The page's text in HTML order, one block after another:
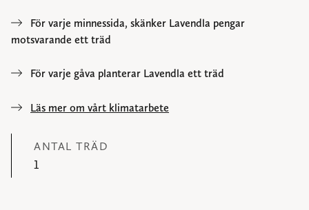
För varje minnessida, skänker Lavendla pengar
motsvarande ett träd
För varje gåva planterar Lavendla ett träd
Läs mer om vårt klimatarbete
ANTAL TRÄD
1